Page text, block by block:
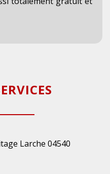
Larche 04540